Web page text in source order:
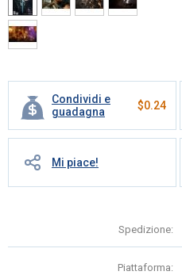
Condividi e
guadagna
$0.24
Mi piace!
Spedizione:
Piattaforma: